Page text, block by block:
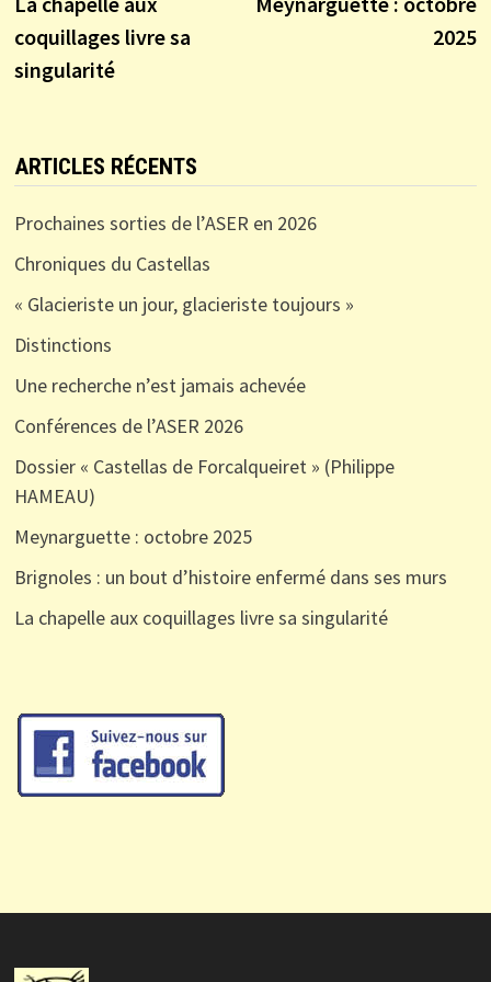
de
l’article
coquillages livre sa
singularité
2025
ARTICLES RÉCENTS
Prochaines sorties de l’ASER en 2026
Chroniques du Castellas
« Glacieriste un jour, glacieriste toujours »
Distinctions
Une recherche n’est jamais achevée
Conférences de l’ASER 2026
Dossier « Castellas de Forcalqueiret » (Philippe
HAMEAU)
Meynarguette : octobre 2025
Brignoles : un bout d’histoire enfermé dans ses murs
La chapelle aux coquillages livre sa singularité